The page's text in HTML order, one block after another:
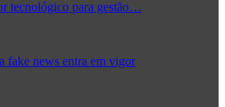
tecnológico para gestão…
fake news entra em vigor